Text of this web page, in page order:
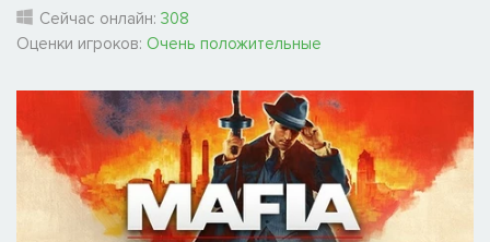
Сейчас онлайн: 308
Оценки игроков: Очень положительные